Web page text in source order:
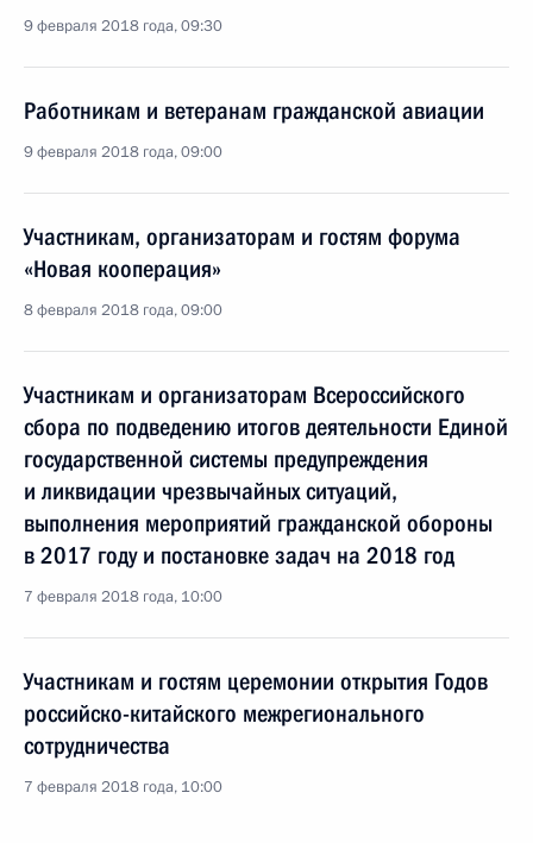
9 февраля 2018 года, 09:30
Работникам и ветеранам гражданской авиации
9 февраля 2018 года, 09:00
Участникам, организаторам и гостям форума
«Новая кооперация»
8 февраля 2018 года, 09:00
Участникам и организаторам Всероссийского
сбора по подведению итогов деятельности Единой
государственной системы предупреждения
и ликвидации чрезвычайных ситуаций,
выполнения мероприятий гражданской обороны
в 2017 году и постановке задач на 2018 год
7 февраля 2018 года, 10:00
Участникам и гостям церемонии открытия Годов
российско-китайского межрегионального
сотрудничества
7 февраля 2018 года, 10:00